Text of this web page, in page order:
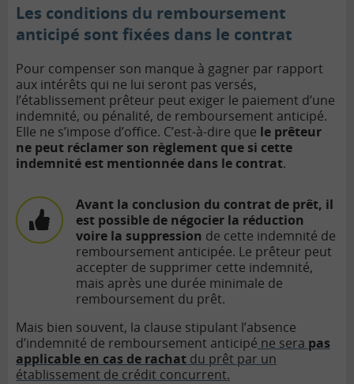
g
e
Les conditions du remboursement
anticipé sont fixées dans le contrat
Pour compenser son manque à gagner par rapport
aux intérêts qui ne lui seront pas versés,
l’établissement prêteur peut exiger le paiement d’une
indemnité, ou pénalité, de remboursement anticipé.
Elle ne s’impose d’office. C’est-à-dire que le prêteur
ne peut réclamer son règlement que si cette
indemnité est mentionnée dans le contrat.
Avant la conclusion du contrat de prêt, il
est possible de négocier la réduction
voire la suppression de cette indemnité de
remboursement anticipée. Le prêteur peut
accepter de supprimer cette indemnité,
mais après une durée minimale de
remboursement du prêt.
Mais bien souvent, la clause stipulant l’absence
d’indemnité de remboursement anticipé ne sera pas
applicable en cas de rachat du prêt par un
établissement de crédit concurrent.